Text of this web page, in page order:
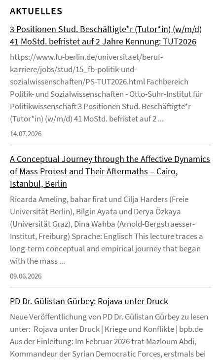
AKTUELLES
3 Positionen Stud. Beschäftigte*r (Tutor*in) (w/m/d)
41 MoStd. befristet auf 2 Jahre Kennung: TUT2026
https://www.fu-berlin.de/universitaet/beruf-
karriere/jobs/stud/15_fb-politik-und-
sozialwissenschaften/PS-TUT2026.html Fachbereich
Politik- und Sozialwissenschaften - Otto-Suhr-Institut für
Politikwissenschaft 3 Positionen Stud. Beschäftigte*r
(Tutor*in) (w/m/d) 41 MoStd. befristet auf 2 ...
14.07.2026
A Conceptual Journey through the Affective Dynamics
of Mass Protest and Their Aftermaths – Cairo,
Istanbul, Berlin
Ricarda Ameling, bahar firat und Cilja Harders (Freie
Universität Berlin), Bilgin Ayata und Derya Özkaya
(Universität Graz), Dina Wahba (Arnold-Bergstraesser-
Institut, Freiburg) Sprache: Englisch This lecture traces a
long-term conceptual and empirical journey that began
with the mass ...
09.06.2026
PD Dr. Gülistan Gürbey: Rojava unter Druck
Neue Veröffentlichung von PD Dr. Gülistan Gürbey zu lesen
unter: Rojava unter Druck | Kriege und Konflikte | bpb.de
Aus der Einleitung: Im Februar 2026 trat Mazloum Abdi,
Kommandeur der Syrian Democratic Forces, erstmals bei